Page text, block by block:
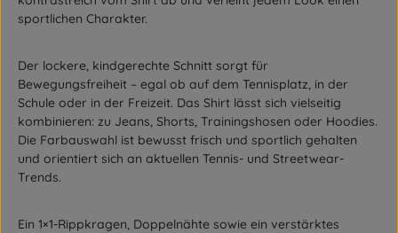
sportlichen Charakter.
Der lockere, kindgerechte Schnitt sorgt für
Bewegungsfreiheit – egal ob auf dem Tennisplatz, in der
Schule oder in der Freizeit. Das Shirt lässt sich vielseitig
kombinieren: zu Jeans, Shorts, Trainingshosen oder Hoodies.
Die Farbauswahl ist bewusst frisch und sportlich gehalten
und orientiert sich an aktuellen Tennis- und Streetwear-
Trends.
Ein 1×1-Rippkragen Doppelnähte sowie ein verstärktes